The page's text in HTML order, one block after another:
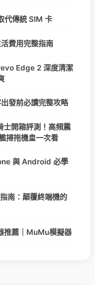
代傳統 SIM 卡
費用完整指南
Edge 2 深度清潔
發前必讀完整攻略
開箱評測！高頻震
掃拖機皇一次看
與 Android 必學
南：顛覆終端機的
推薦｜MuMu模擬器